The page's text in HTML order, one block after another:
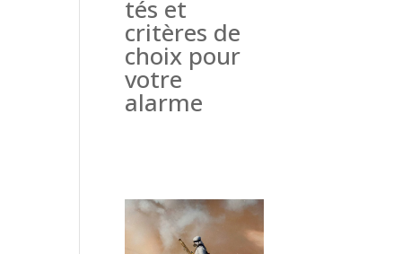
tés et
critères de
choix pour
votre
alarme